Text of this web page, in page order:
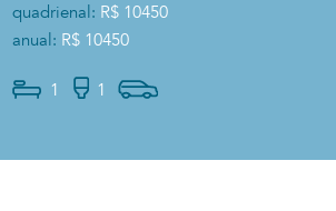
quadrienal: R$ 10450
anual: R$ 10450
1 1